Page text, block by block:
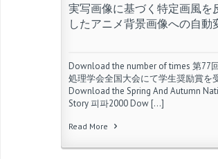
実写画像に基づく特定画風を
したアニメ背景画像への自動
Download the number of times 第77
処理学会全国大会にて学生奨励賞を
Download the Spring And Autumn
Story 피파2000 Dow […]
Read More